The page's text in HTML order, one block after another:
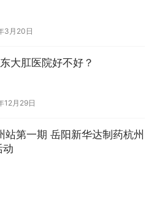
3月20日
大肛医院好不好？
12月29日
站第一期 岳阳新华达制药杭州
动